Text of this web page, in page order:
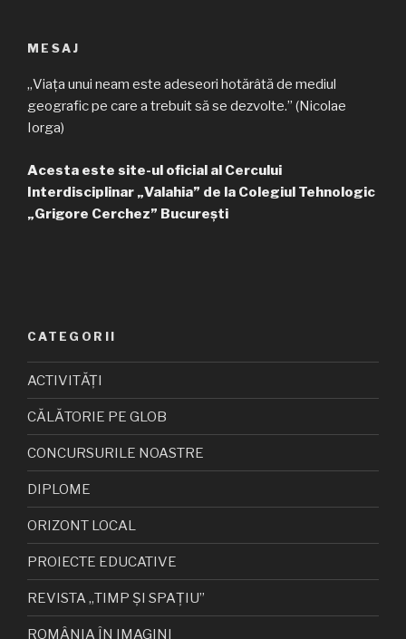
MESAJ
„Viața unui neam este adeseori hotărâtă de mediul
geografic pe care a trebuit să se dezvolte.” (Nicolae
Iorga)
Acesta este site-ul oficial al Cercului
Interdisciplinar „Valahia” de la Colegiul Tehnologic
„Grigore Cerchez” București
CATEGORII
ACTIVITĂȚI
CĂLĂTORIE PE GLOB
CONCURSURILE NOASTRE
DIPLOME
ORIZONT LOCAL
PROIECTE EDUCATIVE
REVISTA „TIMP ȘI SPAȚIU”
ROMÂNIA ÎN IMAGINI